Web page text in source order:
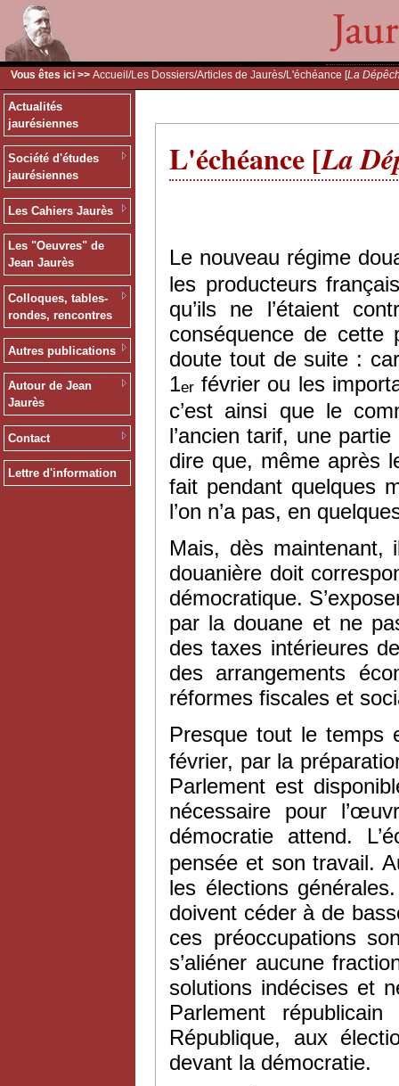
Vous êtes ici >> Accueil /Les Dossiers/Articles de Jaurès/L'échéance [La
Actualités
jaurésiennes
Société d'études
jaurésiennes
Les Cahiers Jaurès
Les "Oeuvres" de
Jean Jaurès
Colloques, tables-
rondes, rencontres
Autres publications
Autour de Jean
Jaurès
Contact
Lettre d'information
L'échéance [La
Le nouveau régime
les producteurs
qu’ils ne l’étaient
conséquence de
doute tout de suite :
1er février ou les
c’est ainsi que le
l’ancien tarif, une
dire que, même après
fait pendant quelques
l’on n’a pas, en
Mais, dès maintenant,
douanière doit
démocratique.
par la douane et ne
des taxes intérieures
des arrangements
réformes fiscales et
Presque tout le temps
février, par la
Parlement est
nécessaire pour
démocratie attend.
pensée et son travail.
les élections
doivent céder à de
ces préoccupations
s’aliéner aucune
solutions indécises et
Parlement
République, aux
devant la démocratie.